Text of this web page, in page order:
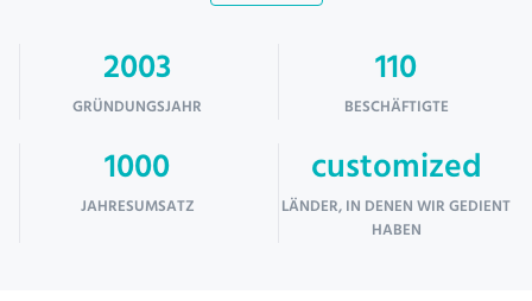
2003
GRÜNDUNGSJAHR
110
BESCHÄFTIGTE
1000
JAHRESUMSATZ
customized
LÄNDER, IN DENEN WIR GEDIENT
HABEN